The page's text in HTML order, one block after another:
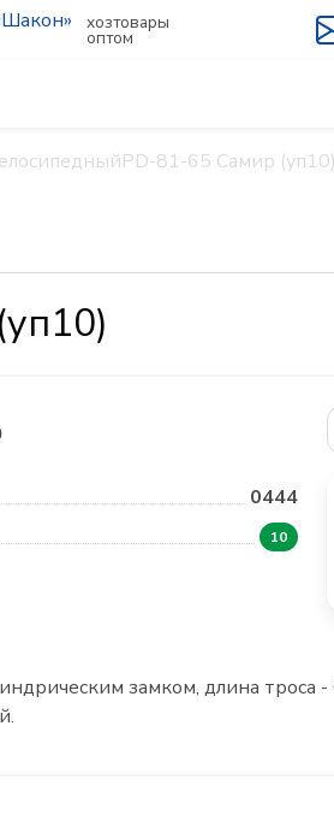
хозтовары
оптом
81-65 Самир (уп10)
0444
10
замком, длина троса